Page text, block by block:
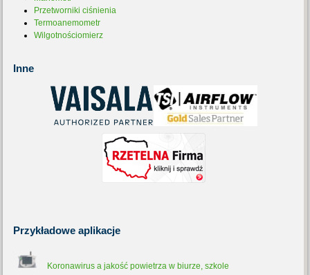
Przetworniki ciśnienia
Termoanemometr
Wilgotnościomierz
Inne
Przykładowe aplikacje
Koronawirus a jakość powietrza w biurze, szkole